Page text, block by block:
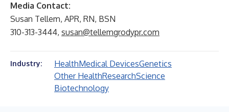
Media Contact:
Susan Tellem, APR, RN, BSN
310-313-3444, susan@tellemgrodypr.com
Industry: HealthMedical DevicesGenetics
Other HealthResearchScience
Biotechnology